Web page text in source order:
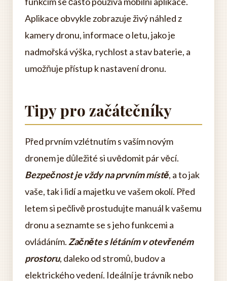
Aplikace obvykle zobrazuje živý náhled z
kamery dronu, informace o letu, jako je
nadmořská výška, rychlost a stav baterie, a
umožňuje přístup k nastavení dronu.
Tipy pro začátečníky
Před prvním vzlétnutím s vaším novým
dronem je důležité si uvědomit pár věcí.
Bezpečnost je vždy na prvním místě, a to jak
vaše, tak i lidí a majetku ve vašem okolí. Před
letem si pečlivě prostudujte manuál k vašemu
dronu a seznamte se s jeho funkcemi a
ovládáním. Začněte s létáním v otevřeném
prostoru, daleko od stromů, budov a
elektrického vedení. Ideální je trávník nebo